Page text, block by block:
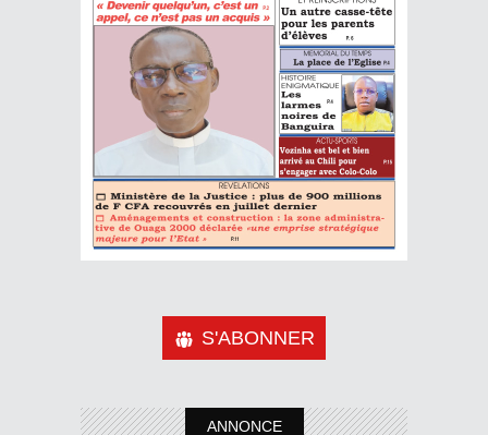
S'ABONNER
ANNONCE